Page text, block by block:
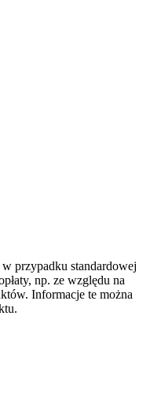
przypadku standardowej
np. ze względu na
Informacje te można